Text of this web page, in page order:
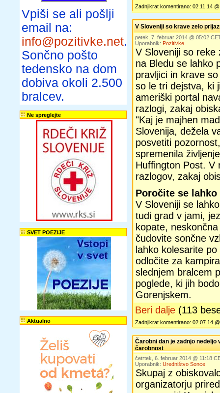
Vpiši se ali pošlji
email na:
info@pozitivke.net.
Sončno pošto
tedensko na dom
dobiva okoli 2.500
bralcev.
Ne spreglejte
SVET POEZIJE
Aktualno
Zadnjikrat komentirano: 02.11.14
V Sloveniji so krave zelo
petek, 7. februar 2014 @ 05:02
Uporabnik: Pozitivke
V Sloveniji so reke
na Bledu se lahko
pravljici in krave
so le tri dejstva, ki
ameriški portal
razlogi, zakaj
"Kaj je majhen
Slovenija, dežela
posvetiti
spremenila
Huffington Post. V
razlogov, zakaj
Poročite se
V Sloveniji se
tudi grad v jami,
kopate,
čudovite sončne
lahko kolesarite
odločite za
slednjem bralcem
poglede, ki jih
Gorenjskem.
Beri dalje (113
Zadnjikrat komentirano: 02.07.14
Čarobni dan je zadnjo
čarobnost
četrtek, 6. februar 2014 @ 11:18
Uporabnik: Uredništvo Sonce
Skupaj z
organizatorju